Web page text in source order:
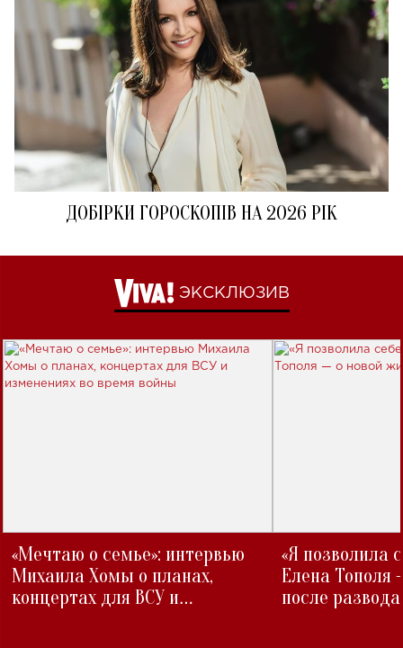
ДОБІРКИ ГОРОСКОПІВ НА 2026 РІК
ЭКСКЛЮЗИВ
«Мечтаю о семье»: интервью
Михаила Хомы о планах,
концертах для ВСУ и
«Я позволила
Елена Тополя
после развода